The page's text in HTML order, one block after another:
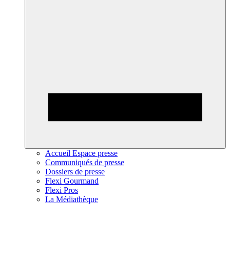
Accueil Espace presse
Communiqués de presse
Dossiers de presse
Flexi Gourmand
Flexi Pros
La Médiathèque